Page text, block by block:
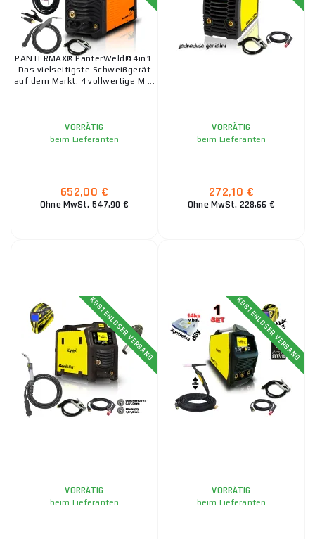
PANTERMAX® PanterWeld® 4in1.
Das vielseitigste Schweißgerät
auf dem Markt. 4 vollwertige M ...
VORRÄTIG
beim Lieferanten
652,00 €
Ohne MwSt. 547,90 €
VORRÄTIG
beim Lieferanten
272,10 €
Ohne MwSt. 228,66 €
KOSTENLOSER VERSAND
VORRÄTIG
beim Lieferanten
KOSTENLOSER VERSAND
VORRÄTIG
beim Lieferanten